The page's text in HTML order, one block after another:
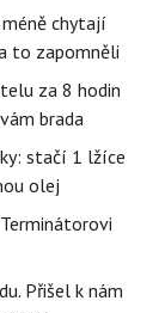
chytají
to zapomněli
za 8 hodin
brada
stačí 1 lžíce
olej
Přišel k nám